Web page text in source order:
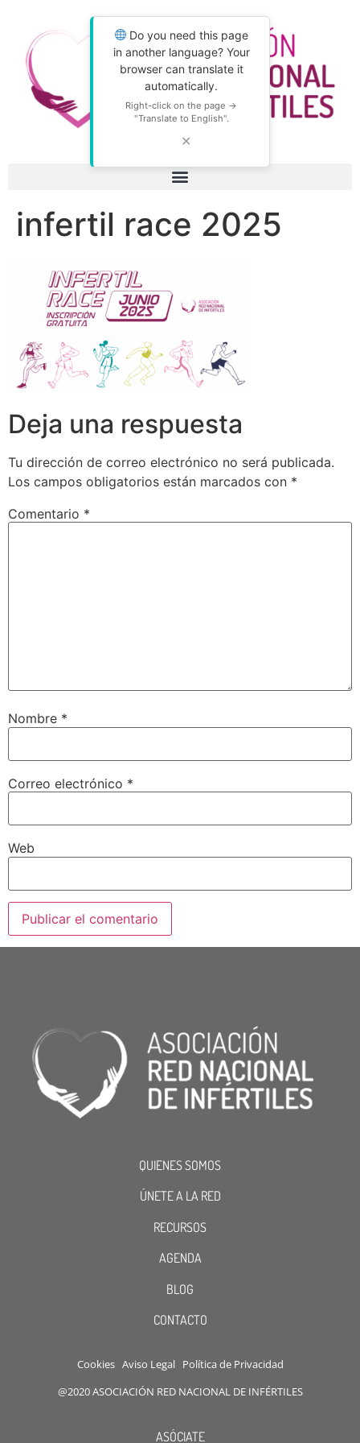
Do you need this page
in another language? Your
browser can translate it
automatically.
Right-click on the page →
"Translate to English".
✕
infertil race 2025
Deja una respuesta
Tu dirección de correo electrónico no será publicada.
Los campos obligatorios están marcados con *
Comentario *
Nombre *
Correo electrónico *
Web
QUIENES SOMOS
ÚNETE A LA RED
RECURSOS
AGENDA
BLOG
CONTACTO
Cookies Aviso Legal Política de Privacidad
@2020 ASOCIACIÓN RED NACIONAL DE INFÉRTILES
ASÓCIATE